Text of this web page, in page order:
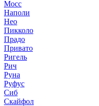
Мосс
Наполи
Нео
Пикколо
Прадо
Привато
Ригель
Рич
Руна
Руфус
Сиб
Скайфол